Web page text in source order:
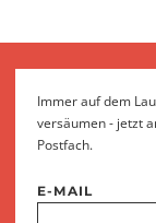
Immer auf dem
versäumen - jetzt
Postfach.
E-MAIL